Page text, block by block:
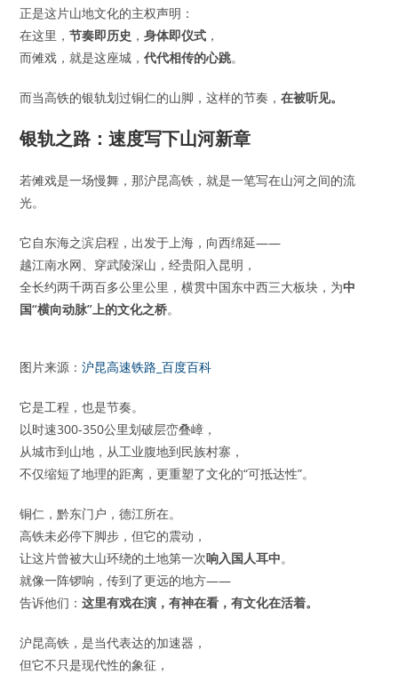
正是这片山地文化的主权声明：
在这里，节奏即历史 ，身体即仪式 ，
而傩戏，就是这座城，代代相传的心跳。
而当高铁的银轨划过铜仁的山脚，这样的节奏，在被听见。
银轨之路：速度写下山河新章
若傩戏是一场慢舞，那沪昆高铁，就是一笔写在山河之间的流
光。
它自东海之滨启程，出发于上海，向西绵延——
越江南水网、穿武陵深山，经贵阳入昆明，
全长约两千两百多公里公里，横贯中国东中西三大板块，为中
国“横向动脉”上的文化之桥。
图片来源：沪昆高速铁路_百度百科
它是工程，也是节奏。
以时速300-350公里划破层峦叠嶂，
从城市到山地，从工业腹地到民族村寨，
不仅缩短了地理的距离，更重塑了文化的“可抵达性”。
铜仁，黔东门户，德江所在。
高铁未必停下脚步，但它的震动，
让这片曾被大山环绕的土地第一次响入国人耳中。
就像一阵锣响，传到了更远的地方——
告诉他们：这里有戏在演，有神在看，有文化在活着。
沪昆高铁，是当代表达的加速器，
但它不只是现代性的象征，